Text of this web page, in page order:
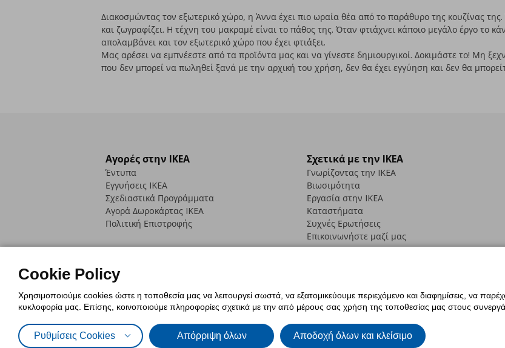
Διακοσμώντας τον εξωτερικό χώρο, η Άννα έχει πιο ωραία θέα από το παράθυρο της κουζίνας της.
και ζωγραφίζει. Η τέχνη του μακραμέ είναι το πάθος της. Όταν φτιάχνει κάποιο μεγάλο έργο το
απολαμβάνει και τον εξωτερικό χώρο που έχει φτιάξει.
Μας αρέσει να εμπνέεστε από τα προϊόντα μας και να γίνεστε δημιουργικοί. Δοκιμάστε το! Μη
που δεν μπορεί να πωληθεί ξανά με την αρχική του χρήση, δεν θα έχει εγγύηση και δεν θα
Αγορές στην IKEA
Έντυπα
Εγγυήσεις IKEA
Σχεδιαστικά Προγράμματα
Αγορά Δωρoκάρτας IKEA
Πολιτική Επιστροφής
Σχετικά με την IKEA
Γνωρίζοντας την IKEA
Βιωσιμότητα
Εργασία στην IKEA
Καταστήματα
Συχνές Ερωτήσεις
Επικοινωνήστε μαζί μας
Πολιτική CookiesΔήλωση ψηφιακής προσβασιμότηταςΈντυπο Επιστροφής / Ακύρωσης Ρυθμίσεις
Cookie Policy
Χρησιμοποιούμε cookies ώστε η τοποθεσία μας να λειτουργεί σωστά, να εξατομικεύουμε περιεχόμενο και διαφημίσεις, να
κυκλοφορία μας. Επίσης, κοινοποιούμε πληροφορίες σχετικά με την από μέρους σας χρήση της τοποθεσίας μας στους
Ρυθμίσεις Cookies Απόρριψη όλων Αποδοχή όλων και κλείσιμο